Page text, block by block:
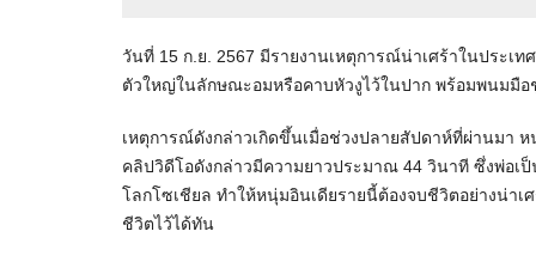
วันที่ 15 ก.ย. 2567 มีรายงานเหตุการณ์น่าเศร้าในประเ
ตัวใหญ่ในลักษณะอมหรือคาบหัวงูไว้ในปาก พร้อมพนมมือ
เหตุการณ์ดังกล่าวเกิดขึ้นเมื่อช่วงปลายสัปดาห์ที่ผ่านมา
คลิปวิดีโอดังกล่าวมีความยาวประมาณ 44 วินาที ซึ่งพ่อเ
โลกโซเชียล ทำให้หนุ่มอินเดียรายนี้ต้องจบชีวิตอย่างน่า
ชีวิตไว้ได้ทัน